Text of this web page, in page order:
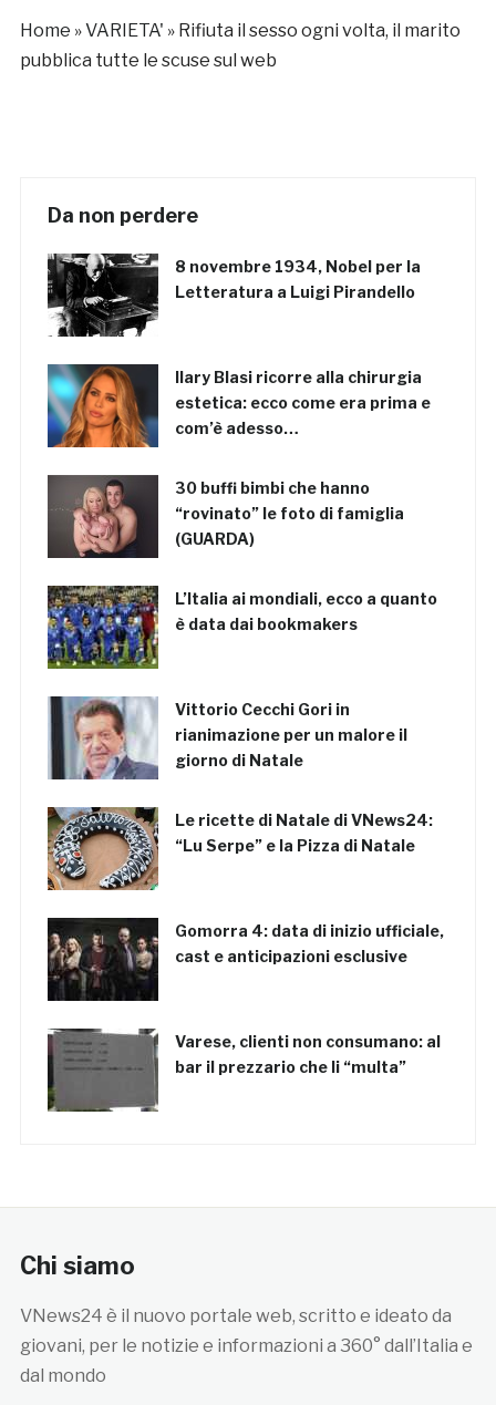
Home »VARIETA' » Rifiuta il sesso ogni volta, il marito
pubblica tutte le scuse sul web
Da non perdere
8 novembre 1934, Nobel per la
Letteratura a Luigi Pirandello
Ilary Blasi ricorre alla chirurgia
estetica: ecco come era prima e
com’è adesso…
30 buffi bimbi che hanno
“rovinato” le foto di famiglia
(GUARDA)
L’Italia ai mondiali, ecco a quanto
è data dai bookmakers
Vittorio Cecchi Gori in
rianimazione per un malore il
giorno di Natale
Le ricette di Natale di VNews24:
“Lu Serpe” e la Pizza di Natale
Gomorra 4: data di inizio ufficiale,
cast e anticipazioni esclusive
Varese, clienti non consumano: al
bar il prezzario che li “multa”
Chi siamo
VNews24 è il nuovo portale web, scritto e ideato da
giovani, per le notizie e informazioni a 360° dall’Italia e
dal mondo